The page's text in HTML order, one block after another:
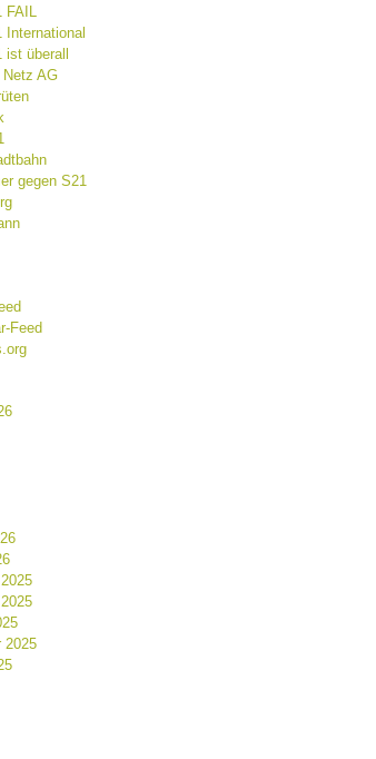
FAIL
International
überall
AG
gegen S21
Feed
2025